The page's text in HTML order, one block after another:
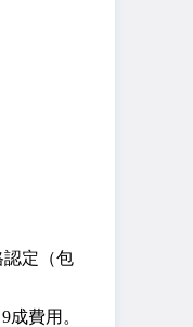
認定（包
費用。